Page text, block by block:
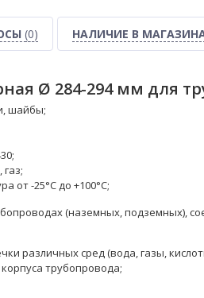
(0) НАЛИЧИЕ В
Ø 284-294 мм для
шайбы;
от -25°С до +100°С;
(наземных, подземных),
различных сред (вода, газы,
трубопровода;